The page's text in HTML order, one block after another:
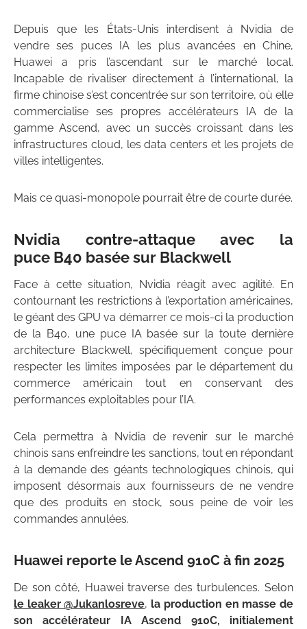
Depuis que les États-Unis interdisent à Nvidia de
vendre ses puces IA les plus avancées en Chine,
Huawei a pris l’ascendant sur le marché local.
Incapable de rivaliser directement à l’international, la
firme chinoise s’est concentrée sur son territoire, où elle
commercialise ses propres accélérateurs IA de la
gamme Ascend, avec un succès croissant dans les
infrastructures cloud, les data centers et les projets de
villes intelligentes.
Mais ce quasi-monopole pourrait être de courte durée.
Nvidia contre-attaque avec la
puce B40 basée sur Blackwell
Face à cette situation, Nvidia réagit avec agilité. En
contournant les restrictions à l’exportation américaines,
le géant des GPU va démarrer ce mois-ci la production
de la B40, une puce IA basée sur la toute dernière
architecture Blackwell, spécifiquement conçue pour
respecter les limites imposées par le département du
commerce américain tout en conservant des
performances exploitables pour l’IA.
Cela permettra à Nvidia de revenir sur le marché
chinois sans enfreindre les sanctions, tout en répondant
à la demande des géants technologiques chinois, qui
imposent désormais aux fournisseurs de ne vendre
que des produits en stock, sous peine de voir les
commandes annulées.
Huawei reporte le Ascend 910C à fin 2025
De son côté, Huawei traverse des turbulences. Selon
le leaker @Jukanlosreve, la production en masse de
son accélérateur IA Ascend 910C, initialement